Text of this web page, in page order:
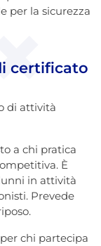
per la sicurezza
certificato
di attività
a chi pratica
È
in attività
Prevede
chi partecipa